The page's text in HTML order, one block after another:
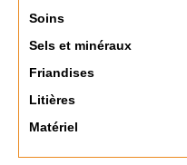
Soins
Sels et minéraux
Friandises
Litières
Matériel